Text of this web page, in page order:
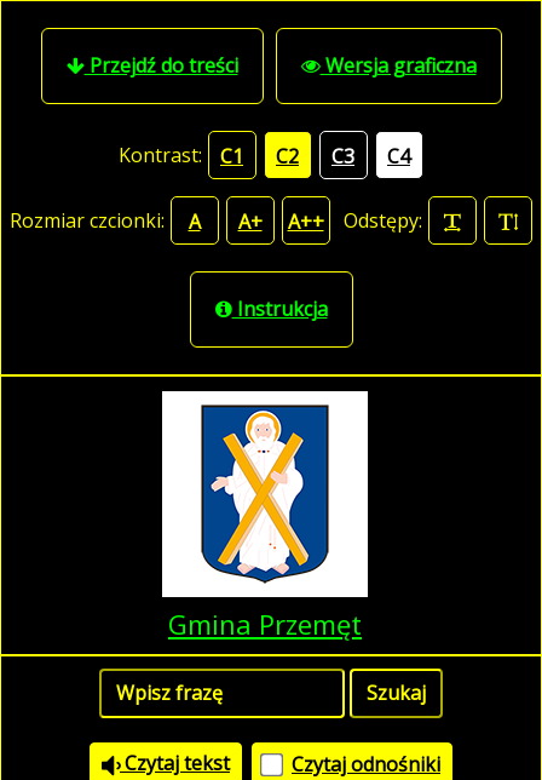
Przejdź do treści Wersja graficzna
Kontrast: C1 C2 C3 C4
Rozmiar czcionki: A A+ A++ Odstępy:
Instrukcja
Gmina Przemęt
Czytaj tekst Czytaj odnośniki